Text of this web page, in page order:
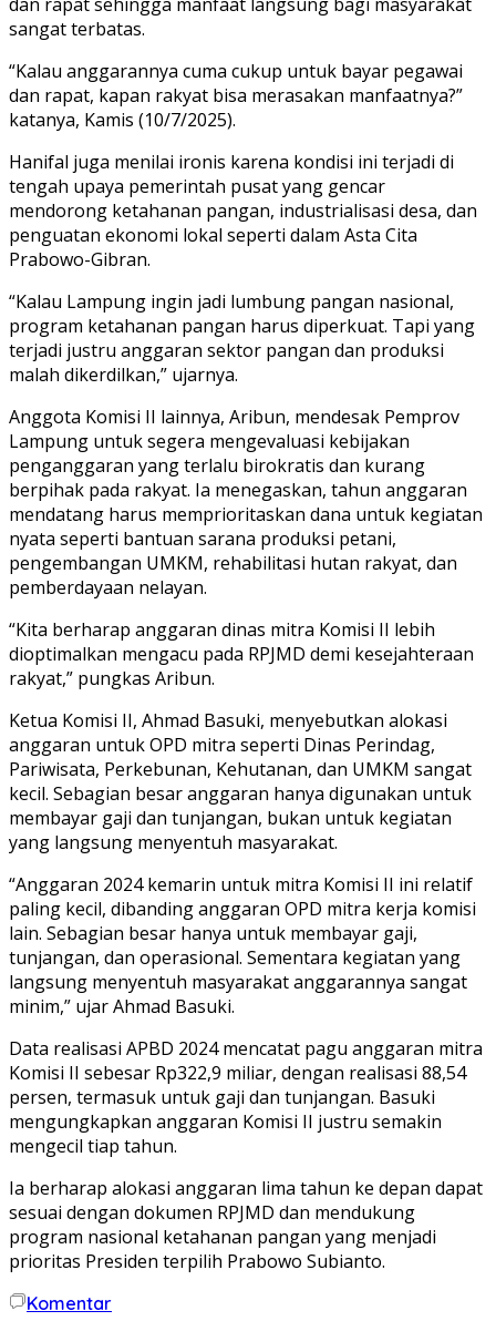
sangat terbatas.
“Kalau anggarannya cuma cukup untuk bayar pegawai
dan rapat, kapan rakyat bisa merasakan manfaatnya?”
katanya, Kamis (10/7/2025).
Hanifal juga menilai ironis karena kondisi ini terjadi di
tengah upaya pemerintah pusat yang gencar
mendorong ketahanan pangan, industrialisasi desa, dan
penguatan ekonomi lokal seperti dalam Asta Cita
Prabowo-Gibran.
“Kalau Lampung ingin jadi lumbung pangan nasional,
program ketahanan pangan harus diperkuat. Tapi yang
terjadi justru anggaran sektor pangan dan produksi
malah dikerdilkan,” ujarnya.
Anggota Komisi II lainnya, Aribun, mendesak Pemprov
Lampung untuk segera mengevaluasi kebijakan
penganggaran yang terlalu birokratis dan kurang
berpihak pada rakyat. Ia menegaskan, tahun anggaran
mendatang harus memprioritaskan dana untuk kegiatan
nyata seperti bantuan sarana produksi petani,
pengembangan UMKM, rehabilitasi hutan rakyat, dan
pemberdayaan nelayan.
“Kita berharap anggaran dinas mitra Komisi II lebih
dioptimalkan mengacu pada RPJMD demi kesejahteraan
rakyat,” pungkas Aribun.
Ketua Komisi II, Ahmad Basuki, menyebutkan alokasi
anggaran untuk OPD mitra seperti Dinas Perindag,
Pariwisata, Perkebunan, Kehutanan, dan UMKM sangat
kecil. Sebagian besar anggaran hanya digunakan untuk
membayar gaji dan tunjangan, bukan untuk kegiatan
yang langsung menyentuh masyarakat.
“Anggaran 2024 kemarin untuk mitra Komisi II ini relatif
paling kecil, dibanding anggaran OPD mitra kerja komisi
lain. Sebagian besar hanya untuk membayar gaji,
tunjangan, dan operasional. Sementara kegiatan yang
langsung menyentuh masyarakat anggarannya sangat
minim,” ujar Ahmad Basuki.
Data realisasi APBD 2024 mencatat pagu anggaran mitra
Komisi II sebesar Rp322,9 miliar, dengan realisasi 88,54
persen, termasuk untuk gaji dan tunjangan. Basuki
mengungkapkan anggaran Komisi II justru semakin
mengecil tiap tahun.
Ia berharap alokasi anggaran lima tahun ke depan dapat
sesuai dengan dokumen RPJMD dan mendukung
program nasional ketahanan pangan yang menjadi
prioritas Presiden terpilih Prabowo Subianto.
Komentar